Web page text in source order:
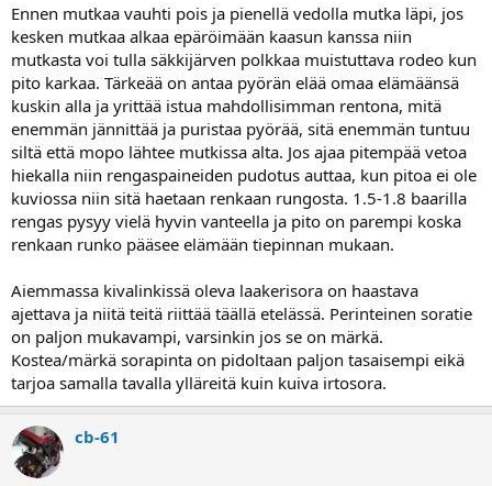
Ennen mutkaa vauhti pois ja pienellä vedolla mutka läpi, jos
kesken mutkaa alkaa epäröimään kaasun kanssa niin
mutkasta voi tulla säkkijärven polkkaa muistuttava rodeo kun
pito karkaa. Tärkeää on antaa pyörän elää omaa elämäänsä
kuskin alla ja yrittää istua mahdollisimman rentona, mitä
enemmän jännittää ja puristaa pyörää, sitä enemmän tuntuu
siltä että mopo lähtee mutkissa alta. Jos ajaa pitempää vetoa
hiekalla niin rengaspaineiden pudotus auttaa, kun pitoa ei ole
kuviossa niin sitä haetaan renkaan rungosta. 1.5-1.8 baarilla
rengas pysyy vielä hyvin vanteella ja pito on parempi koska
renkaan runko pääsee elämään tiepinnan mukaan.
Aiemmassa kivalinkissä oleva laakerisora on haastava
ajettava ja niitä teitä riittää täällä etelässä. Perinteinen soratie
on paljon mukavampi, varsinkin jos se on märkä.
Kostea/märkä sorapinta on pidoltaan paljon tasaisempi eikä
tarjoa samalla tavalla ylläreitä kuin kuiva irtosora.
cb-61